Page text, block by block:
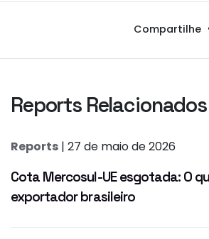
Compartilhe
Reports Relacionados
Reports | 27 de maio de 2026
Cota Mercosul-UE esgotada: O
exportador brasileiro